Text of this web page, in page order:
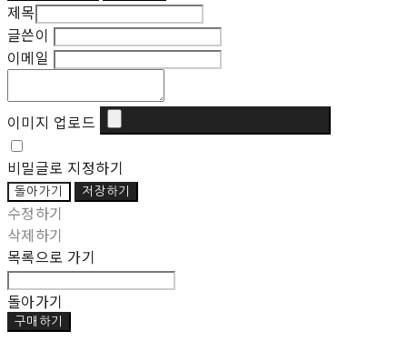
제목
글쓴이
이메일
이미지 업로드
비밀글로 지정하기
돌아가기 저장하기
수정하기
삭제하기
목록으로 가기
돌아가기
구매하기